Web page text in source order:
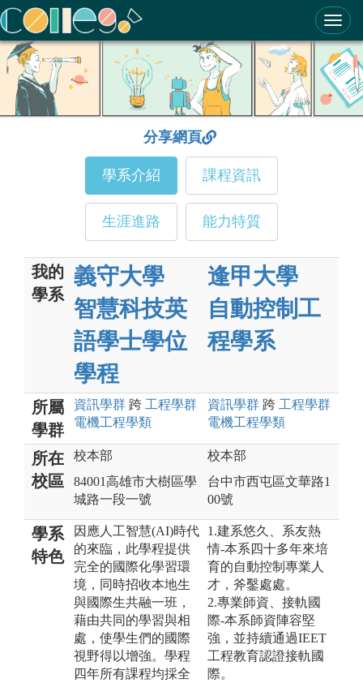
ColleGo! 大學選才與高中育才輔助系統
分享網頁
學系介紹 課程資訊
生涯進路 能力特質
我的
學系
義守大學
智慧科技英
語學士學位
學程
逢甲大學
自動控制工
程學系
所屬
學群
資訊學群 跨 工程學群
電機工程學類
資訊學群 跨 工程學群
電機工程學類
所在
校區
校本部
84001高雄市大樹區學
城路一段一號
校本部
台中市西屯區文華路1
00號
學系
特色
因應人工智慧(AI)時代
的來臨，此學程提供
完全的國際化學習環
境，同時招收本地生
與國際生共融一班，
藉由共同的學習與相
處，使學生們的國際
視野得以增強。學程
四年所有課程均採全
1.建系悠久、系友熱
情-本系四十多年來培
育的自動控制專業人
才，斧鑿處處。
2.專業師資、接軌國
際-本系師資陣容堅
強，並持續通過IEET
工程教育認證接軌國
際。